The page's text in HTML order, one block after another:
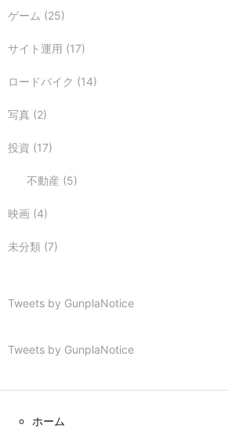
ゲーム (25)
サイト運用 (17)
ロードバイク (14)
写真 (2)
投資 (17)
不動産 (5)
映画 (4)
未分類 (7)
Tweets by GunplaNotice
Tweets by GunplaNotice
ホーム